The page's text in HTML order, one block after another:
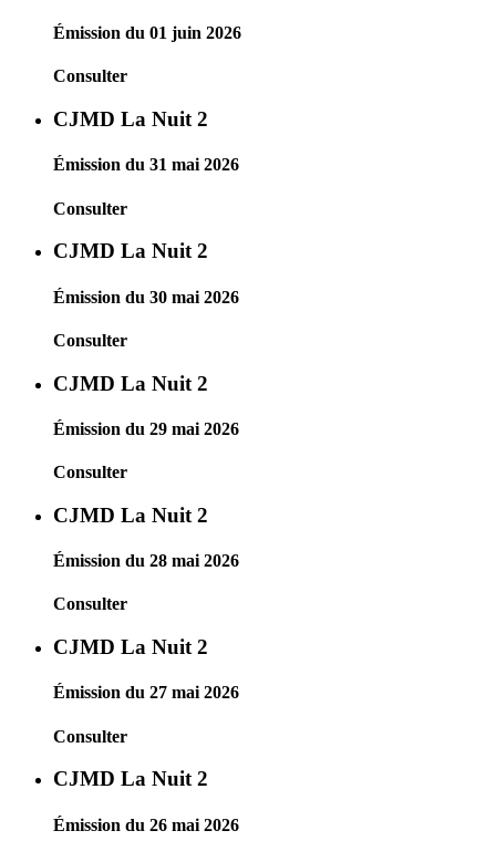
Émission du 01 juin 2026
Consulter
CJMD La Nuit 2
Émission du 31 mai 2026
Consulter
CJMD La Nuit 2
Émission du 30 mai 2026
Consulter
CJMD La Nuit 2
Émission du 29 mai 2026
Consulter
CJMD La Nuit 2
Émission du 28 mai 2026
Consulter
CJMD La Nuit 2
Émission du 27 mai 2026
Consulter
CJMD La Nuit 2
Émission du 26 mai 2026